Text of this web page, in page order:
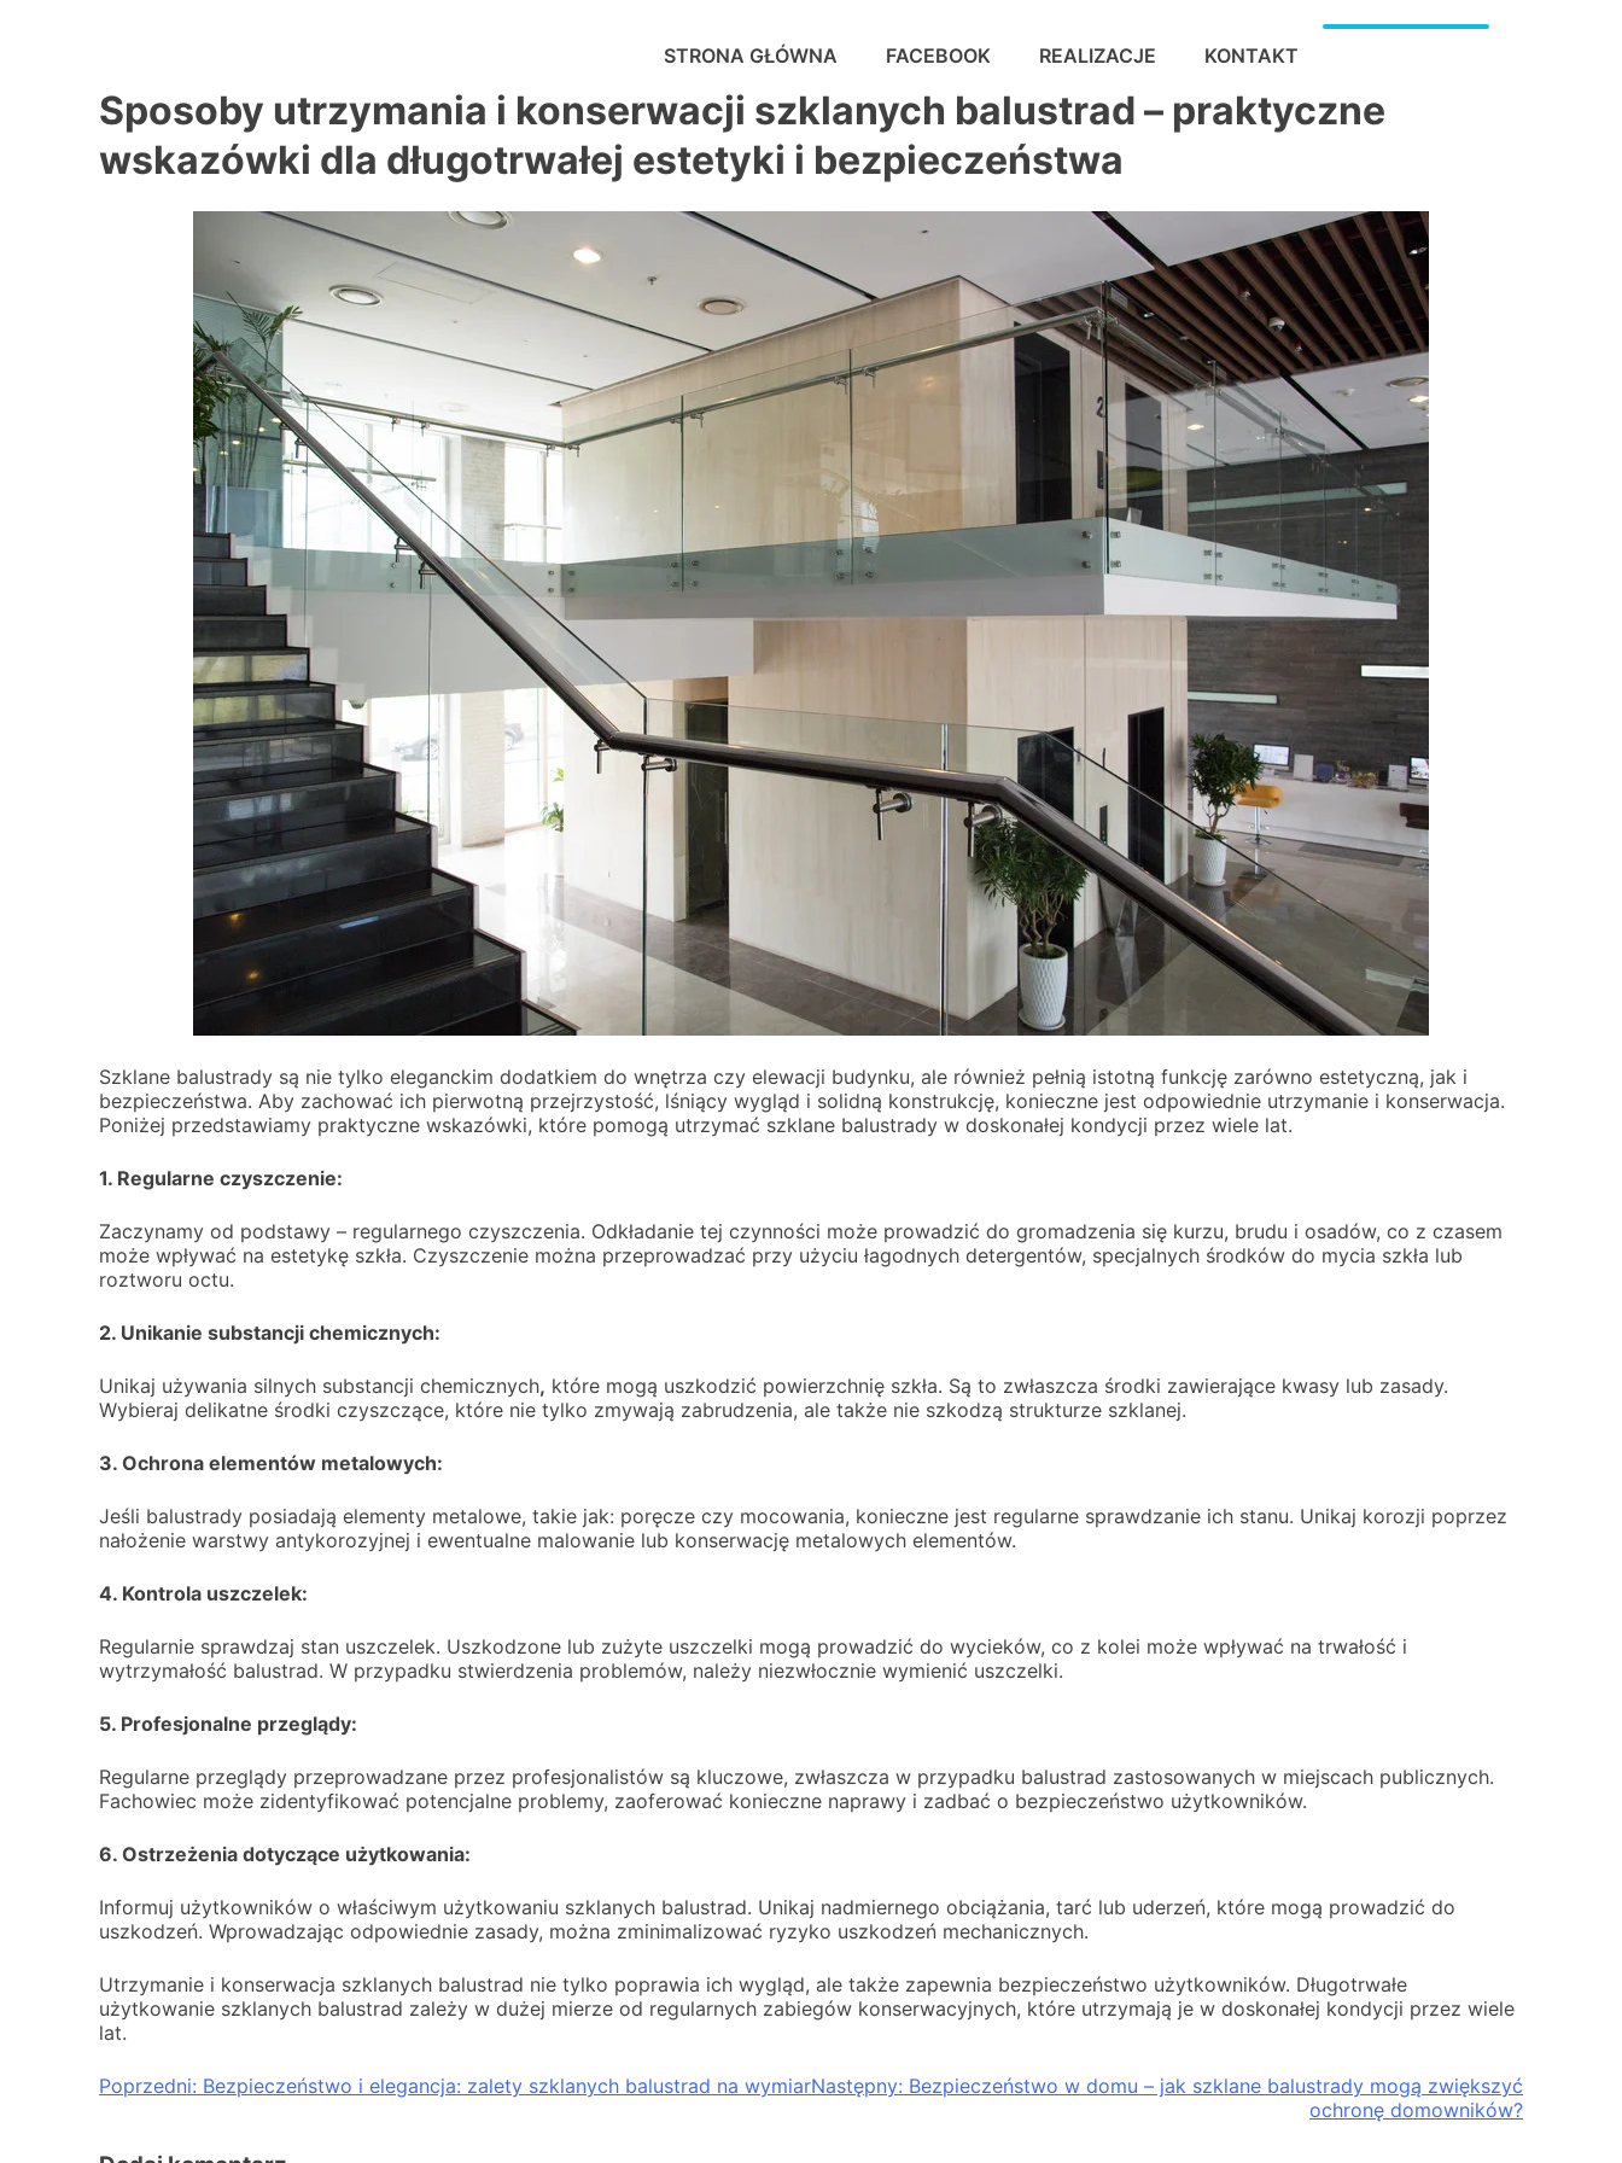
STRONA GŁÓWNA FACEBOOK REALIZACJE KONTAKT
Sposoby utrzymania i konserwacji szklanych balustrad – praktyczne
wskazówki dla długotrwałej estetyki i bezpieczeństwa
Szklane balustrady są nie tylko eleganckim dodatkiem do wnętrza czy elewacji budynku, ale również pełnią istotną funkcję zarówno estetyczną, jak i
bezpieczeństwa. Aby zachować ich pierwotną przejrzystość, lśniący wygląd i solidną konstrukcję, konieczne jest odpowiednie utrzymanie i konserwacja.
Poniżej przedstawiamy praktyczne wskazówki, które pomogą utrzymać szklane balustrady w doskonałej kondycji przez wiele lat.
1. Regularne czyszczenie:
Zaczynamy od podstawy – regularnego czyszczenia. Odkładanie tej czynności może prowadzić do gromadzenia się kurzu, brudu i osadów, co z czasem
może wpływać na estetykę szkła. Czyszczenie można przeprowadzać przy użyciu łagodnych detergentów, specjalnych środków do mycia szkła lub
roztworu octu.
2. Unikanie substancji chemicznych:
Unikaj używania silnych substancji chemicznych, które mogą uszkodzić powierzchnię szkła. Są to zwłaszcza środki zawierające kwasy lub zasady.
Wybieraj delikatne środki czyszczące, które nie tylko zmywają zabrudzenia, ale także nie szkodzą strukturze szklanej.
3. Ochrona elementów metalowych:
Jeśli balustrady posiadają elementy metalowe, takie jak: poręcze czy mocowania, konieczne jest regularne sprawdzanie ich stanu. Unikaj korozji poprzez
nałożenie warstwy antykorozyjnej i ewentualne malowanie lub konserwację metalowych elementów.
4. Kontrola uszczelek:
Regularnie sprawdzaj stan uszczelek. Uszkodzone lub zużyte uszczelki mogą prowadzić do wycieków, co z kolei może wpływać na trwałość i
wytrzymałość balustrad. W przypadku stwierdzenia problemów, należy niezwłocznie wymienić uszczelki.
5. Profesjonalne przeglądy:
Regularne przeglądy przeprowadzane przez profesjonalistów są kluczowe, zwłaszcza w przypadku balustrad zastosowanych w miejscach publicznych.
Fachowiec może zidentyfikować potencjalne problemy, zaoferować konieczne naprawy i zadbać o bezpieczeństwo użytkowników.
6. Ostrzeżenia dotyczące użytkowania:
Informuj użytkowników o właściwym użytkowaniu szklanych balustrad. Unikaj nadmiernego obciążania, tarć lub uderzeń, które mogą prowadzić do
uszkodzeń. Wprowadzając odpowiednie zasady, można zminimalizować ryzyko uszkodzeń mechanicznych.
Utrzymanie i konserwacja szklanych balustrad nie tylko poprawia ich wygląd, ale także zapewnia bezpieczeństwo użytkowników. Długotrwałe
użytkowanie szklanych balustrad zależy w dużej mierze od regularnych zabiegów konserwacyjnych, które utrzymają je w doskonałej kondycji przez wiele
lat.
Nawigacja
Poprzedni: Bezpieczeństwo i elegancja: zalety szklanych balustrad na wymiarNastępny: Bezpieczeństwo w domu – jak szklane balustrady mogą zwiększyć
ochronę domowników?